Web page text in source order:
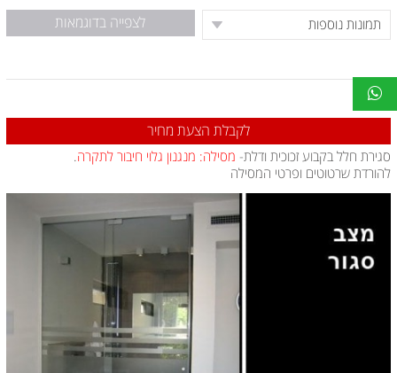
לצפייה בדוגמאות
לקבלת הצעת מחיר
סגירת חלל בקבוע זכוכית ודלת- מסילה: מנגנון גלוי חיבור לתקרה.
להורדת שרטוטים ופרטי המסילה